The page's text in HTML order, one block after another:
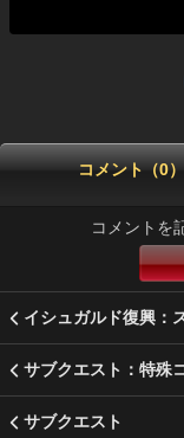
コメント（0
コメントを
イシュガルド復興：
サブクエスト：特殊
サブクエスト